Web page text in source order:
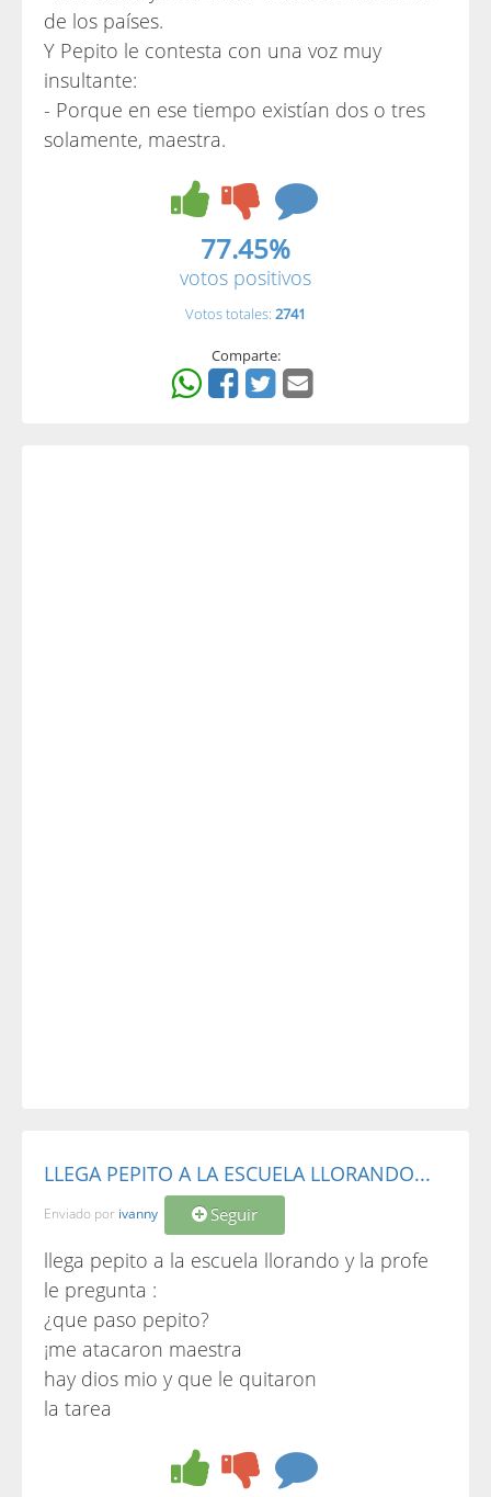
de los países.
Y Pepito le contesta con una voz muy
insultante:
- Porque en ese tiempo existían dos o tres
solamente, maestra.
77.45%
votos positivos
Votos totales: 2741
Comparte:
LLEGA PEPITO A LA ESCUELA LLORANDO...
Enviado por ivanny Seguir
llega pepito a la escuela llorando y la profe
le pregunta :
¿que paso pepito?
¡me atacaron maestra
hay dios mio y que le quitaron
la tarea